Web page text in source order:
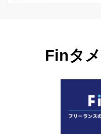
Finタ